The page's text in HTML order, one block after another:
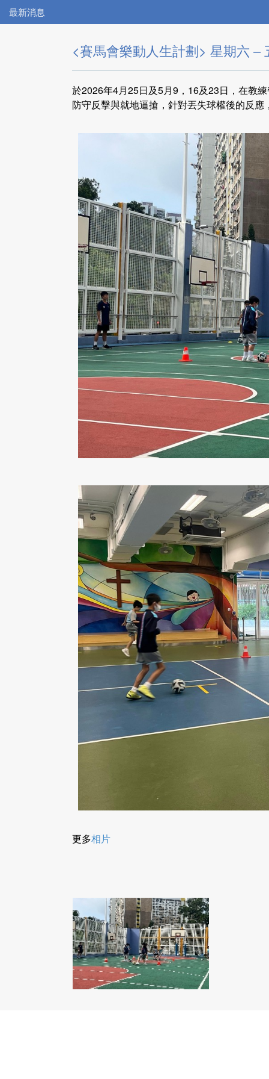
最新消息
<賽馬會樂動人生計劃> 星期六
於2026年4月25日及5月9，16及23日，在教
防守反擊與就地逼搶，針對丟失球權後的反
更多相片